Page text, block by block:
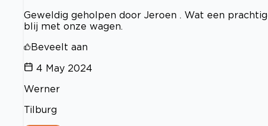
Geweldig geholpen door Jeroen . Wat een
blij met onze wagen.
Beveelt aan
4 May 2024
Werner
Tilburg